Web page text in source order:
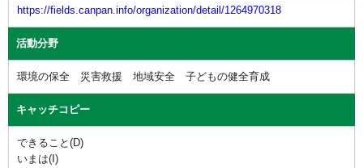
https://fields.canpan.info/organization/detail/1264970318
活動分野
環境の保全 災害救援 地域安全 子どもの健全育成
キャッチコピー
できること(D)
いまは(I)